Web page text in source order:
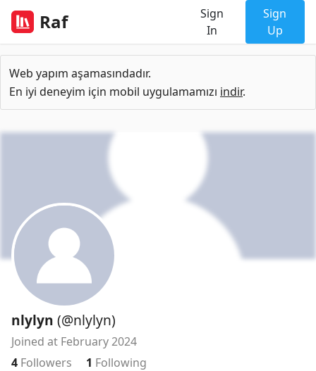
Raf
Sign
In
Sign
Up
Web yapım aşamasındadır.
En iyi deneyim için mobil uygulamamızı indir.
nlylyn (@nlylyn)
Joined at February 2024
4 Followers 1 Following